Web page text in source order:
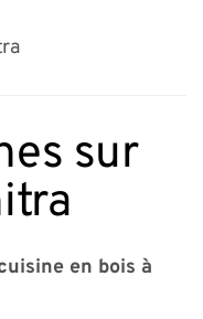
sur
en bois à